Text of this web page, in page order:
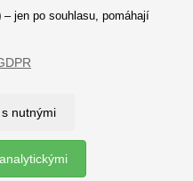
SONS
na tomto serveru je
SONS ČR, z. s.
údajů (GDPR)
– jen po souhlasu, pomáhají
nutnými